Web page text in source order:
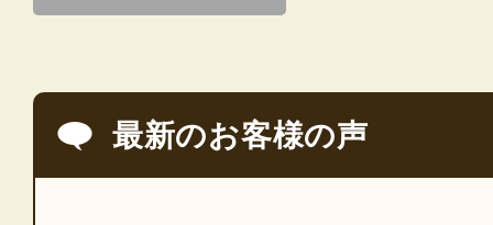
最新のお客様の声